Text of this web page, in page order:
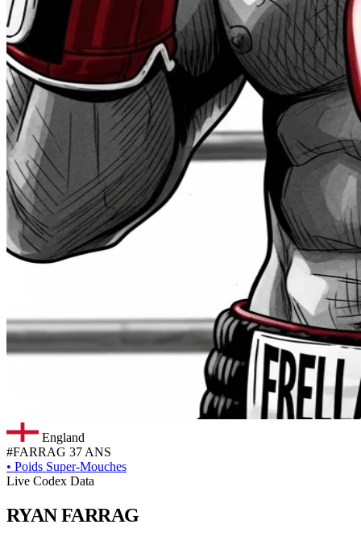
England
#FARRAG 37 ANS
• Poids Super-Mouches
Live Codex Data
RYANFARRAG